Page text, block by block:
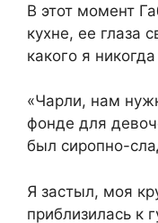
В этот момент
кухне, ее глаза
какого я
«Чарли, нам
фонде для
был сиропно-
Я застыл, моя
приблизилась к